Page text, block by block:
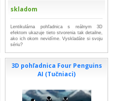
skladom
Lentikulárna pohľadnica s reálnym 3D
efektom ukazuje tieto stvorenia tak detailne,
ako ich okom nevidíme. Vyskladáte si svoju
sériu?
3D pohľadnica Four Penguins
AI (Tučniaci)